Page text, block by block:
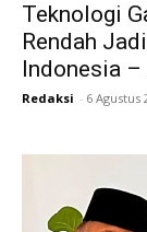
Teknologi
Rendah
Indonesia
Redaksi - 6 Agustus